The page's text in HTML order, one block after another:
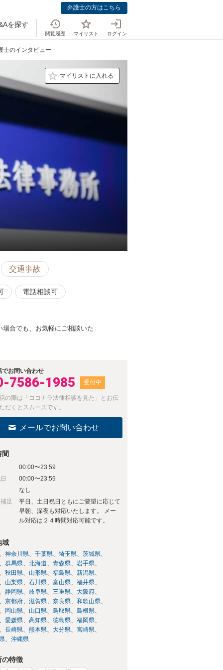
弁護士の方はこちら
を探す
閲覧履歴 マイリスト ログイン
士のインタビュー
マイリストに入れる
交通事故
電話相談可
合でも、お気軽にご相談いた
でお問い合わせ
7586-1985 受付中
の際は「ココナラ法律相談を見た」とお伝
だくとスムーズです。
メールでお問い合わせ
00:00〜23:59
00:00〜23:59
なし
足
平日、土日祝日ともにご要望に応じて
早朝、深夜も対応いたします。 メー
ル対応は２４時間対応可能です。
域
神奈川県 千葉県 埼玉県
茨城県
群馬県 北海道 青森県
岩手県
秋田県 山形県 福島県
新潟県
山梨県 石川県 富山県
福井県
静岡県 岐阜県 三重県
大阪府
京都府 滋賀県 奈良県
和歌山県
岡山県 山口県 鳥取県
島根県
愛媛県 高知県 徳島県
福岡県
長崎県 熊本県 大分県
宮崎県
沖縄県
の特徴